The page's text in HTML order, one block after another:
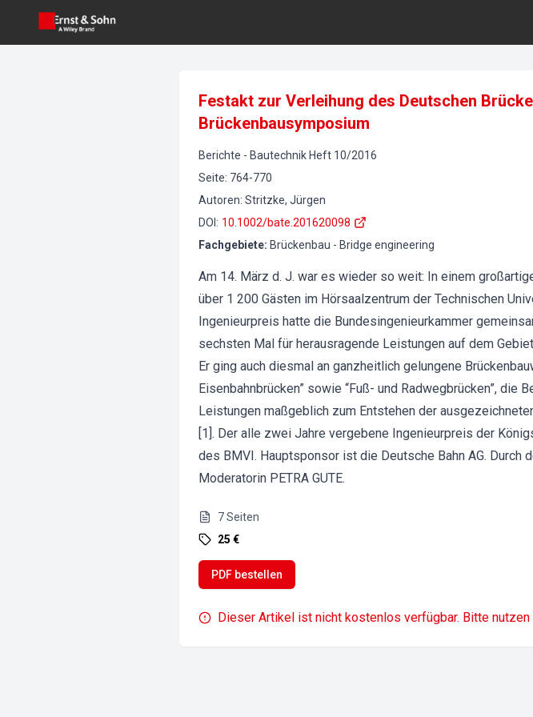
Festakt zur Verleihung des Deutschen
Brückenbausymposium
Berichte - Bautechnik Heft 10/2016
Seite: 764-770
Autoren: Stritzke, Jürgen
DOI : 10.1002/bate.201620098
Fachgebiete: Brückenbau - Bridge engineering
Am 14. März d. J. war es wieder so weit: In einem
über 1 200 Gästen im Hörsaalzentrum der Technischen
Ingenieurpreis hatte die Bundesingenieurkammer
sechsten Mal für herausragende Leistungen auf dem
Er ging auch diesmal an ganzheitlich gelungene
Eisenbahnbrücken” sowie “Fuß- und Radwegbrücken”,
Leistungen maßgeblich zum Entstehen der
[1]. Der alle zwei Jahre vergebene Ingenieurpreis der
des BMVI. Hauptsponsor ist die Deutsche Bahn AG. Durch
Moderatorin PETRA GUTE.
7Seiten
25 €
PDF bestellen
Dieser Artikel ist nicht kostenlos verfügbar. Bitte